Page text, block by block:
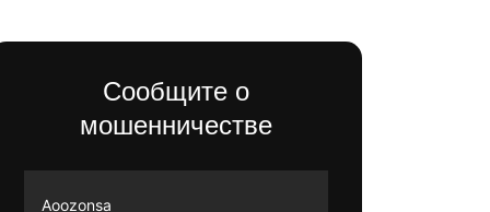
Сообщите о
мошенничестве